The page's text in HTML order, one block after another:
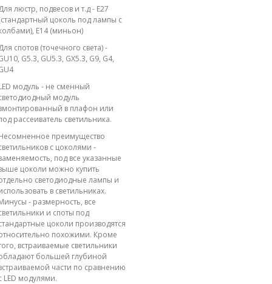
люстр, подвесов и т.д - E27
цоколь под лампы с
E14 (миньон)
спотов (точечного света) -
G5.3, GU5.3, GX5.3, G9, G4,
модуль - не сменный
модуль
в плафон или
рассеиватель светильника.
преимущество
с цоколями -
под все указанные
цоколи можно купить
светодиодные лампы и
в светильниках.
- размерность, все
и споты под
цоколи производятся
похожими. Кроме
встраиваемые светильники
большей глубиной
части по сравнению
LED модулями.